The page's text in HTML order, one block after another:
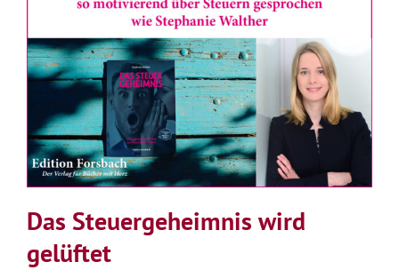
ist
Das Steuergeheimnis wird
gelüftet